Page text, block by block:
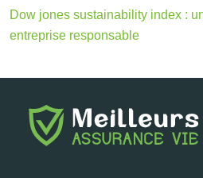
Dow jones sustainability index :
entreprise responsable